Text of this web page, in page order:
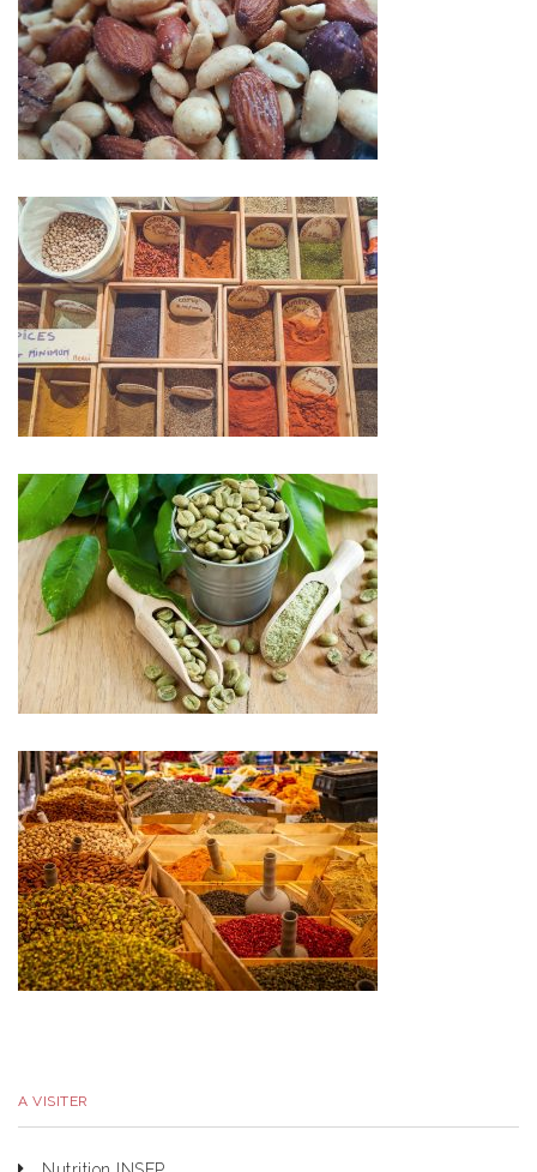
A VISITER